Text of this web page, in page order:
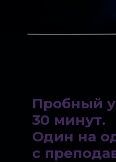
Пробный
30 минут.
Один на
с